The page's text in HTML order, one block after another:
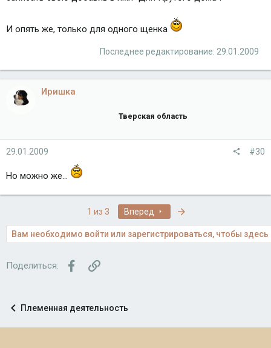
И опять же, только для одного щенка
Последнее редактирование: 29.01.2009
Иришка
Тверская область
29.01.2009 #30
Но можно же...
1 из 3 Вперед
Вам необходимо войти или зарегистрироваться, чтобы здесь
Поделиться: FacebookСсылка
Племенная деятельность